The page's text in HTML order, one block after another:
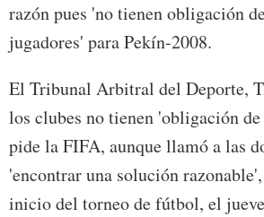
razón pues 'no tienen obligación
jugadores' para Pekín-2008.
El Tribunal Arbitral del Deporte,
los clubes no tienen 'obligación
pide la FIFA, aunque llamó a las
'encontrar una solución
inicio del torneo de fútbol, el